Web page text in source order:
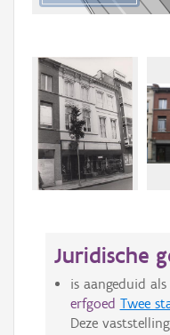
Juridische
is aangeduid als
erfgoed Twee
Deze vaststelling